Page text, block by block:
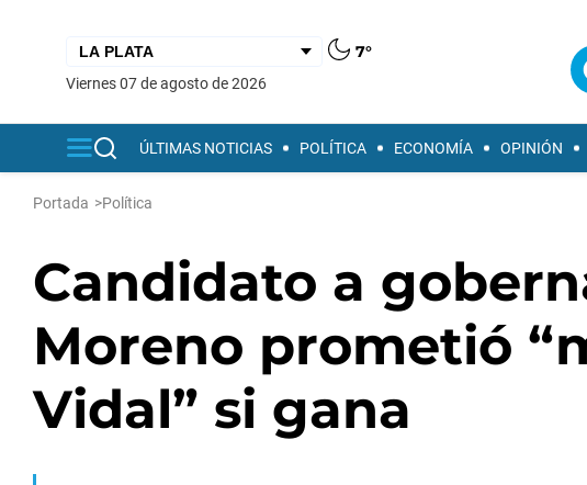
7°
viernes 07 de agosto de 2026
ÚLTIMAS NOTICIAS POLÍTICA ECONOMÍA OPINIÓN
Portada >Política
Candidato a
Moreno prometió
Vidal” si gana